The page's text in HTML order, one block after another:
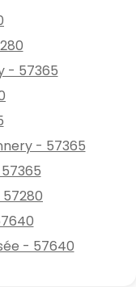
- 57365
- 57365
- 57640